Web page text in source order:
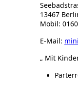
13467
Mobil:
E-Mail:
„ Mit